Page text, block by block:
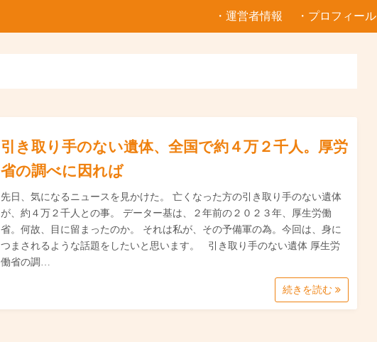
・運営者情報 ・プロフィール
引き取り手のない遺体、全国で約４万２千人。厚労
省の調べに因れば
先日、気になるニュースを見かけた。 亡くなった方の引き取り手のない遺体
が、約４万２千人との事。 データー基は、２年前の２０２３年、厚生労働
省。何故、目に留まったのか。 それは私が、その予備軍の為。今回は、身に
つまされるような話題をしたいと思います。 引き取り手のない遺体 厚生労
働省の調…
続きを読む